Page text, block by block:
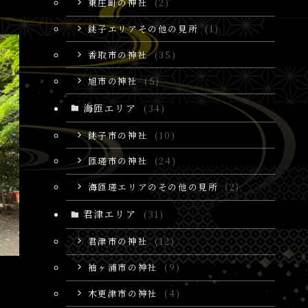
銚子エリアその他の見所 (1)
香取市の神社 (35)
旭市の神社 (5)
海匝エリア (34)
銚子市の神社
(10)
匝瑳市の神社
(24)
海匝瑳エリアのその他の見所
(2)
君津エリア (31)
君津市の神社 (12)
袖ヶ浦市の神社
(9)
木更津市の神社
(4)